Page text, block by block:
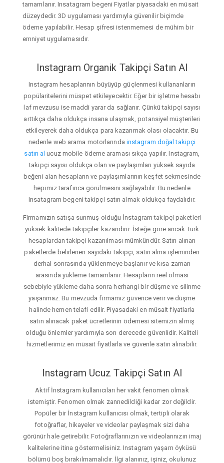
tamamlanır. Insatagram begeni Fiyatlar piyasadaki en müsait
düzeydedir. 3D uygulaması yardımıyla güvenilir biçimde
ödeme yapılabilir. Hesap şifresi istenmemesi de mühim bir
emniyet uygulamasıdır.
Instagram Organik Takipçi Satın Al
Instagram hesaplarının büyüyüp güçlenmesi kullananların
popülaritelerini müspet etkileyecektir. Eğer bir işletme hesabı
laf mevzusu ise maddi yarar da sağlanır. Çünkü takipçi sayısı
arttıkça daha oldukça insana ulaşmak, potansiyel müşterileri
etkileyerek daha oldukça para kazanmak olası olacaktır. Bu
nedenle web arama motorlarında instagram doğal takipçi
satın al ucuz mobile ödeme araması sıkça yapılır. Instagram,
takipçi sayısı oldukça olan ve paylaşımları yüksek sayıda
beğeni alan hesapların ve paylaşımlarının keşfet sekmesinde
hepimiz tarafınca görülmesini sağlayabilir. Bu nedenle
Insatagram begeni takipçi satın almak oldukça faydalıdır.
Firmamızın satışa sunmuş olduğu İnstagram takipçi paketleri
yüksek kalitede takipçiler kazandırır. İsteğe gore ancak Türk
hesaplardan takipçi kazanılması mümkündür. Satın alınan
paketlerde belirlenen sayıdaki takipçi, satın alma işleminden
derhal sonrasında yüklenmeye başlanır ve kısa zaman
arasında yükleme tamamlanır. Hesapların reel olması
sebebiyle yükleme daha sonra herhangi bir düşme ve silinme
yaşanmaz. Bu mevzuda firmamız güvence verir ve düşme
halinde hemen telafi edilir. Piyasadaki en müsait fiyatlarla
satın alınacak paket ücretlerinin ödemesi sitemizin almış
olduğu önlemler yardımıyla son derecede güvenlidir. Kaliteli
hizmetlerimiz en müsait fiyatlarla ve güvenle satın alınabilir.
Instagram Ucuz Takipçi Satın Al
Aktif İnstagram kullanıcıları her vakit fenomen olmak
istemiştir. Fenomen olmak zannedildiği kadar zor değildir.
Popüler bir İnstagram kullanıcısı olmak, tertipli olarak
fotoğraflar, hikayeler ve videolar paylaşmak sizi daha
görünür hale getirebilir. Fotoğraflarınızın ve videolarınızın imaj
kalitelerine itina göstermelisiniz. Instagram yaşam öyküsü
bölümü boş bırakılmamalıdır. İlgi alanınız, işiniz, okulunuz